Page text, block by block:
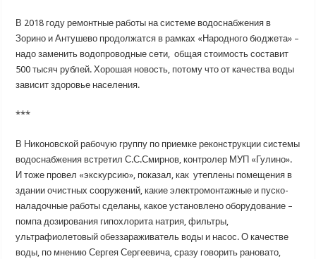
В 2018 году ремонтные работы на системе водоснабжения в
Зорино и Антушево продолжатся в рамках «Народного бюджета» –
надо заменить водопроводные сети, общая стоимость составит
500 тысяч рублей. Хорошая новость, потому что от качества воды
зависит здоровье населения.
***
В Никоновской рабочую группу по приемке реконструкции системы
водоснабжения встретил С.С.Смирнов, контролер МУП «Гулино».
И тоже провел «экскурсию», показал, как утеплены помещения в
здании очистных сооружений, какие электромонтажные и пуско-
наладочные работы сделаны, какое установлено оборудование –
помпа дозирования гипохлорита натрия, фильтры,
ультрафиолетовый обеззараживатель воды и насос. О качестве
воды, по мнению Сергея Сергеевича, сразу говорить рановато,